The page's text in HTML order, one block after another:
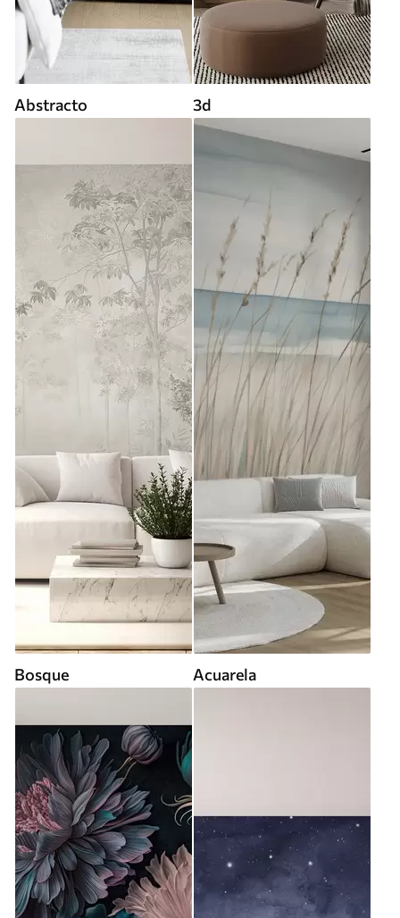
Abstracto 3d
Bosque Acuarela